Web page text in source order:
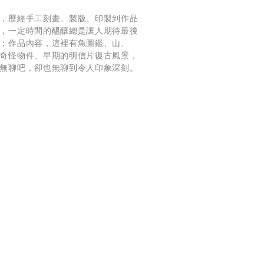
歷經手工刻畫、製版、印製到作品
一定時間的醞釀總是讓人期待最後
作品內容，這裡有魚圖鑑、山、
怪物件、早期的明信片復古風景，
聊吧，卻也無聊到令人印象深刻。